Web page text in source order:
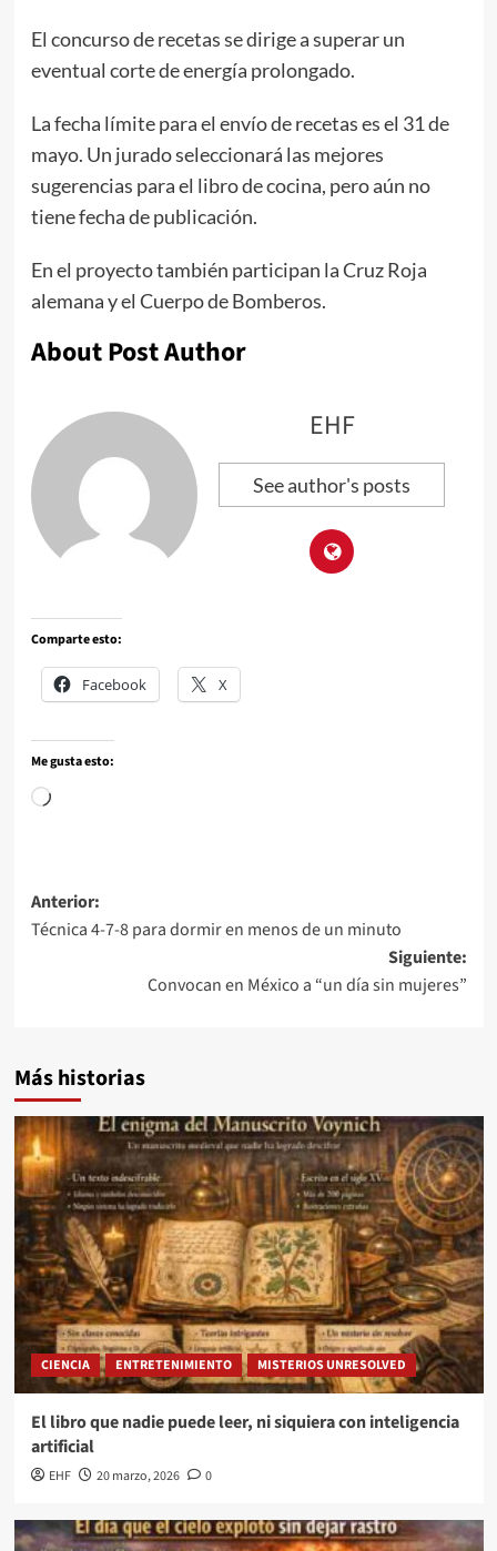
El concurso de recetas se dirige a superar un
eventual corte de energía prolongado.
La fecha límite para el envío de recetas es el 31 de
mayo. Un jurado seleccionará las mejores
sugerencias para el libro de cocina, pero aún no
tiene fecha de publicación.
En el proyecto también participan la Cruz Roja
alemana y el Cuerpo de Bomberos.
About Post Author
EHF
See author's posts
Comparte esto:
Facebook X
Me gusta esto:
Anterior:
Técnica 4-7-8 para dormir en menos de un minuto
Siguiente:
Convocan en México a “un día sin mujeres”
Más historias
CIENCIA ENTRETENIMIENTO MISTERIOS UNRESOLVED
El libro que nadie puede leer, ni siquiera con inteligencia
artificial
EHF 20 marzo, 2026 0